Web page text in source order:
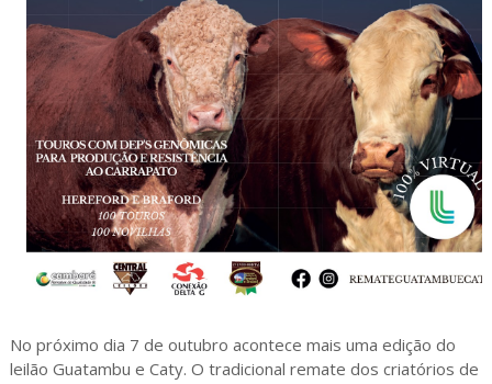
No próximo dia 7 de outubro acontece mais uma edição do
leilão Guatambu e Caty. O tradicional remate dos criatórios de